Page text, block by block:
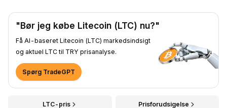
"Bør jeg købe Litecoin (LTC) nu?"
Få AI-baseret Litecoin (LTC) markedsindsigt
og aktuel LTC til TRY prisanalyse.
Spørg TradeGPT
LTC-pris Prisforudsigelse